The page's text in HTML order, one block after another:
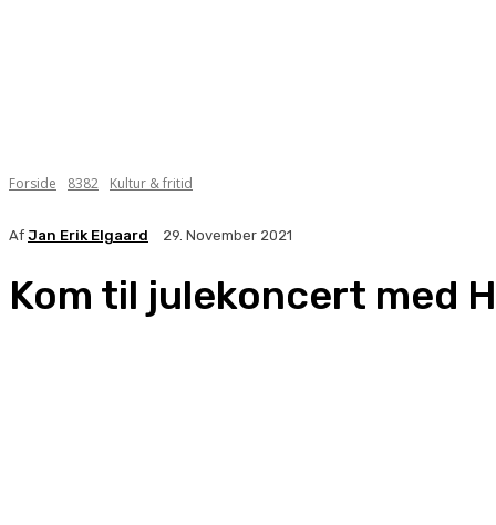
Forside 8382 Kultur & fritid
Af Jan Erik Elgaard 29. November 2021
Kom til julekoncert med